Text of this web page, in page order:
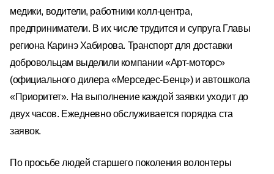
медики, водители, работники колл-центра,
предприниматели. В их числе трудится и супруга Главы
региона Каринэ Хабирова. Транспорт для доставки
добровольцам выделили компании «Арт-моторс»
(официального дилера «Мерседес-Бенц») и автошкола
«Приоритет». На выполнение каждой заявки уходит до
двух часов. Ежедневно обслуживается порядка ста
заявок.
По просьбе людей старшего поколения волонтеры